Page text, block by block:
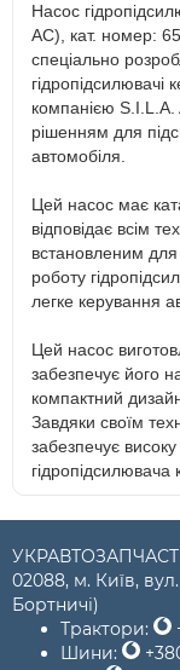
Насос
AC), кат. номер:
спеціально
компанією S.I.L.A.
рішенням для
автомобіля.
Цей насос має
відповідає всім
встановленим
роботу
легке керування
Цей насос
забезпечує його
компактний
Завдяки своїм
забезпечує високу
гідропідсилювача
02088, м. Київ,
Бортничі)
Трактори:
Шини: